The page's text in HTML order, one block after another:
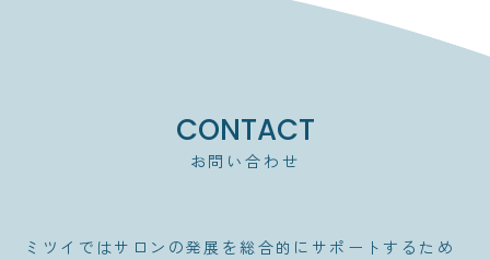
CONTACT
お問い合わせ
ミツイではサロンの発展を総合的にサポートするため